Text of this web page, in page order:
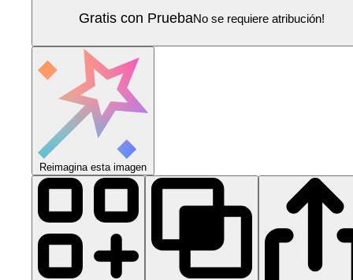
Gratis con PruebaNo se requiere atribución!
Reimagina esta imagen